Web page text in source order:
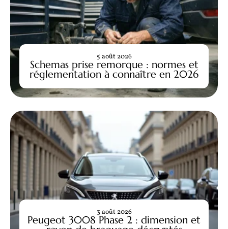
Schemas prise remorque : normes et
réglementation à connaître en 2026
5 août 2026
Peugeot 3008 Phase 2 : dimension et
3 août 2026